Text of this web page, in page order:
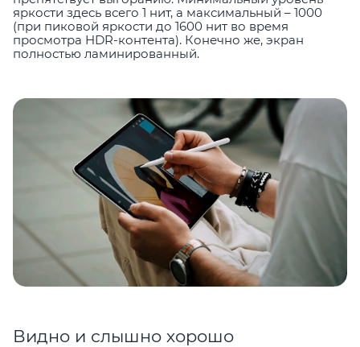
яркости здесь всего 1 нит, а максимальный – 1000
(при пиковой яркости до 1600 нит во время
просмотра HDR-контента). Конечно же, экран
полностью ламинированный.
Видно и слышно хорошо